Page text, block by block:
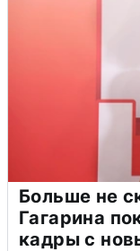
Больше не
Гагарина
кадры с